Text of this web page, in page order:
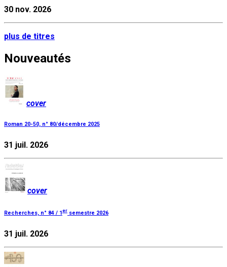
30 nov. 2026
plus de titres
Nouveautés
cover
Roman 20-50, n° 80/décembre 2025
31 juil. 2026
cover
Recherches, n° 84 / 1er semestre 2026
31 juil. 2026